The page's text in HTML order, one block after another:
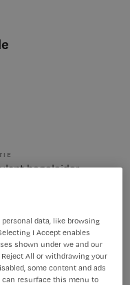
begeleider
data, like browsing
I Accept enables
shown under we and our
All or withdrawing your
some content and ads
can resurface this menu to